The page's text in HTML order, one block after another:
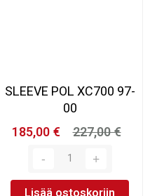
SLEEVE POL XC700 97-
00
185,00 €
227,00 €